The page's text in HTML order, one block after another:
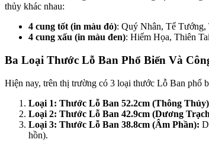
thủy khác nhau:
4 cung tốt (in màu đỏ): Quý Nhân, Tể Tướng,
4 cung xấu (in màu đen): Hiểm Họa, Thiên
Ba Loại Thước Lỗ Ban Phổ Biến Và
Hiện nay, trên thị trường có 3 loại thước Lỗ Ban phổ
Loại 1: Thước Lỗ Ban 52.2cm (Thông
Loại 2: Thước Lỗ Ban 42.9cm (Dương
Loại 3: Thước Lỗ Ban 38.8cm (Âm Phần):
hồn).